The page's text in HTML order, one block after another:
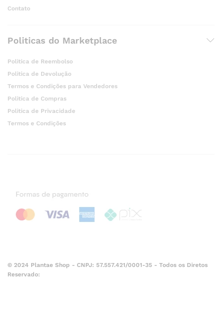
Contato
Politicas do Marketplace
Politica de Reembolso
Politica de Devolução
Termos e Condições para Vendedores
Politica de Compras
Politica de Privacidade
Termos e Condições
© 2024 Plantae Shop - CNPJ: 57.557.421/0001-35 - Todos os Diretos
Reservado: